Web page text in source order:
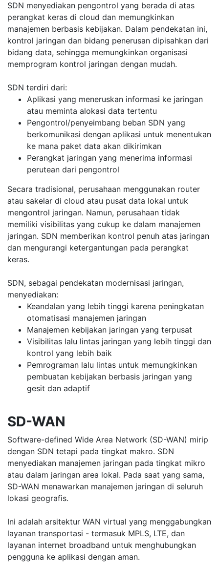
SDN menyediakan pengontrol yang berada di atas
perangkat keras di cloud dan memungkinkan
manajemen berbasis kebijakan. Dalam pendekatan ini,
kontrol jaringan dan bidang penerusan dipisahkan dari
bidang data, sehingga memungkinkan organisasi
memprogram kontrol jaringan dengan mudah.
SDN terdiri dari:
Aplikasi yang meneruskan informasi ke jaringan
atau meminta alokasi data tertentu
Pengontrol/penyeimbang beban SDN yang
berkomunikasi dengan aplikasi untuk menentukan
ke mana paket data akan dikirimkan
Perangkat jaringan yang menerima informasi
perutean dari pengontrol
Secara tradisional, perusahaan menggunakan router
atau sakelar di cloud atau pusat data lokal untuk
mengontrol jaringan. Namun, perusahaan tidak
memiliki visibilitas yang cukup ke dalam manajemen
jaringan. SDN memberikan kontrol penuh atas jaringan
dan mengurangi ketergantungan pada perangkat
keras.
SDN, sebagai pendekatan modernisasi jaringan,
menyediakan:
Keandalan yang lebih tinggi karena peningkatan
otomatisasi manajemen jaringan
Manajemen kebijakan jaringan yang terpusat
Visibilitas lalu lintas jaringan yang lebih tinggi dan
kontrol yang lebih baik
Pemrograman lalu lintas untuk memungkinkan
pembuatan kebijakan berbasis jaringan yang
gesit dan adaptif
SD-WAN
Software-defined Wide Area Network (SD-WAN) mirip
dengan SDN tetapi pada tingkat makro. SDN
menyediakan manajemen jaringan pada tingkat mikro
atau dalam jaringan area lokal. Pada saat yang sama,
SD-WAN menawarkan manajemen jaringan di seluruh
lokasi geografis.
Ini adalah arsitektur WAN virtual yang menggabungkan
layanan transportasi - termasuk MPLS, LTE, dan
layanan internet broadband untuk menghubungkan
pengguna ke aplikasi dengan aman.